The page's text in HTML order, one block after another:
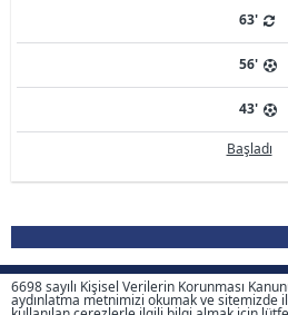
Ülke, Sezon, Lig
63'
56'
43'
Başladı
6698 sayılı Kişisel Verilerin Korunması
aydınlatma metnimizi okumak ve sitemizde